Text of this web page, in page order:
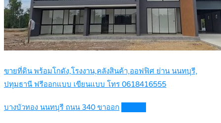
ขายที่ดิน พร้อมโกดัง,โรงงาน,คลังสินค้า,ออฟฟิศ ย่าน นนทบุรี,
ปทุมธานี ฟรีออกแบบ เขียนแบบ โทร 0618416555
บางบัวทอง นนทบุรี ถนน 340 ขาออก